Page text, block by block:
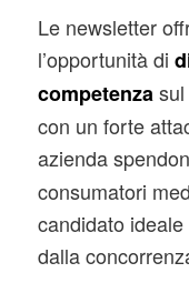
Le newsletter
l’opportunità di
competenza
con un forte
azienda
consumatori
candidato
dalla